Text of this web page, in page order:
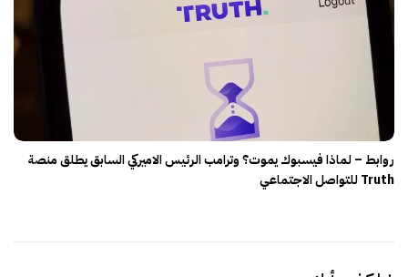
روابط – لماذا فيسبوك يموت؟ وترامب الرئيس الاميركي السابق يطلق منصة
Truth للتواصل الاجتماعي